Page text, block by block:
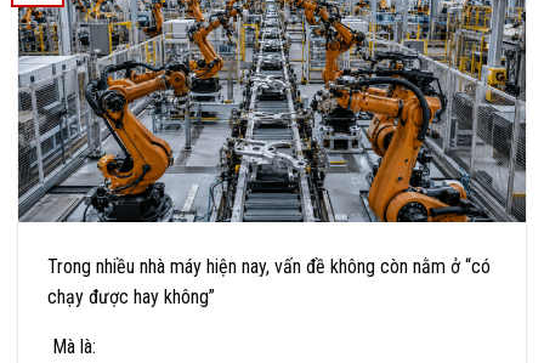
Trong nhiều nhà máy hiện nay, vấn đề không còn nằm ở “có
chạy được hay không”
Mà là: